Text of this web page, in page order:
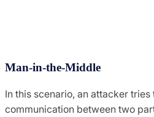
Man-in-the-Middle
In this scenario, an attacker
communication between two